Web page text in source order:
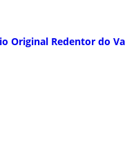
Original Redentor do